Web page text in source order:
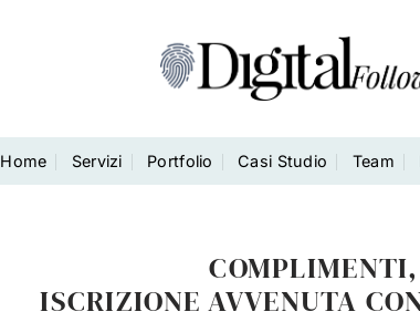
Home Servizi Portfolio Casi Studio Team
COMPLIMENTI,
ISCRIZIONE AVVENUTA